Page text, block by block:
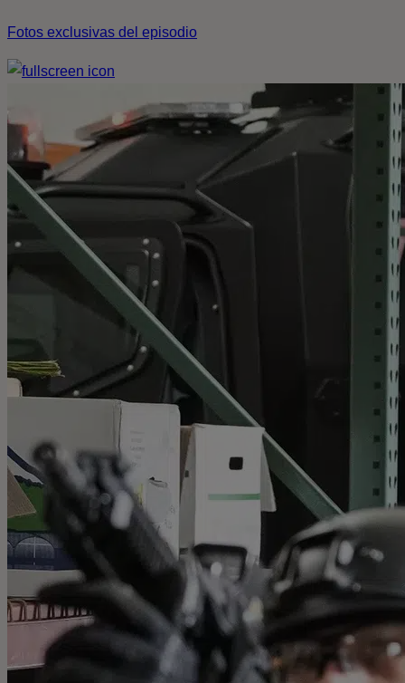
Fotos exclusivas del episodio